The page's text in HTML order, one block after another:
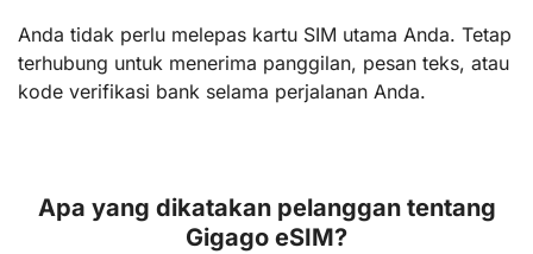
Anda tidak perlu melepas kartu SIM utama Anda. Tetap
terhubung untuk menerima panggilan, pesan teks, atau
kode verifikasi bank selama perjalanan Anda.
Apa yang dikatakan pelanggan tentang
Gigago eSIM?